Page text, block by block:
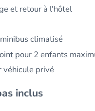
et retour à l'hôtel
climatisé
pour 2 enfants
véhicule privé
inclus